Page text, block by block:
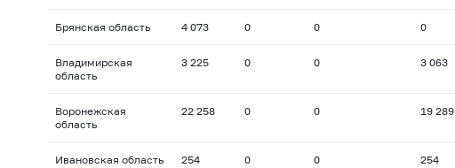
Брянская область 4 073 0 0 0
Владимирская
область
3 225 0 0 3 063
Воронежская
область
22 258 0 0 19 289
Ивановская область 254 0 0 254